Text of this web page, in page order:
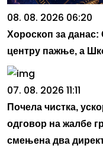
08. 08. 2026 06:20
Хороскоп за
центру пажње, а
07. 08. 2026 11:11
Почела чистка,
одговор на жалбе
смењена два